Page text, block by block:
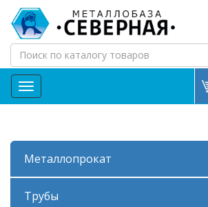
МЕНЮ
Металлопрокат
Трубы